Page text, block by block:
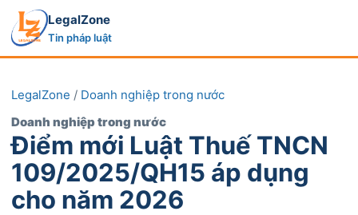
LegalZone
Tin pháp luật
LegalZone / Doanh nghiệp trong nước
Doanh nghiệp trong nước
Điểm mới Luật Thuế TNCN
109/2025/QH15 áp dụng
cho năm 2026